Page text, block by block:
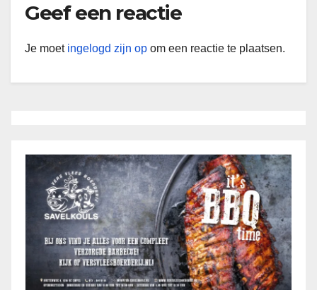
Geef een reactie
Je moet ingelogd zijn op om een reactie te plaatsen.